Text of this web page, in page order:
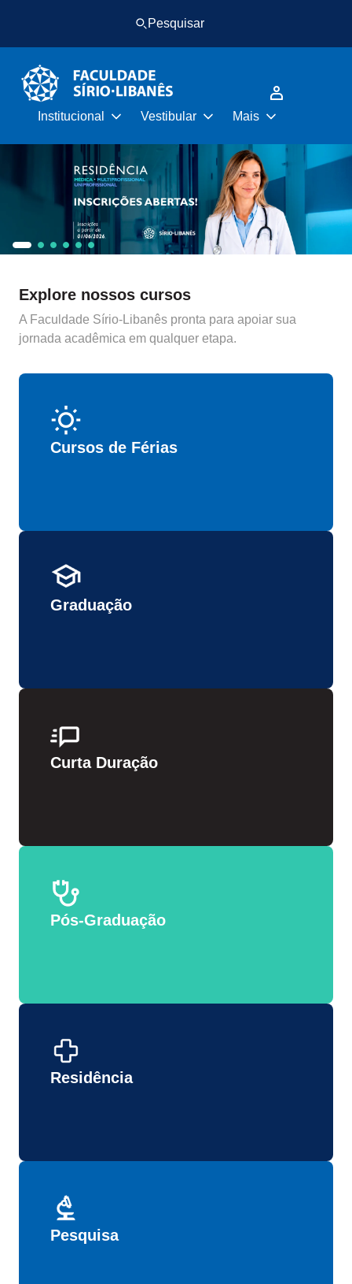
o
conteúdo
principal
o
rodapé
Pesquisar
Institucional Vestibular Mais
Explore nossos cursos
A Faculdade Sírio-Libanês pronta para apoiar sua
jornada acadêmica em qualquer etapa.
Cursos de Férias
Graduação
Curta Duração
Pós-Graduação
Residência
Pesquisa